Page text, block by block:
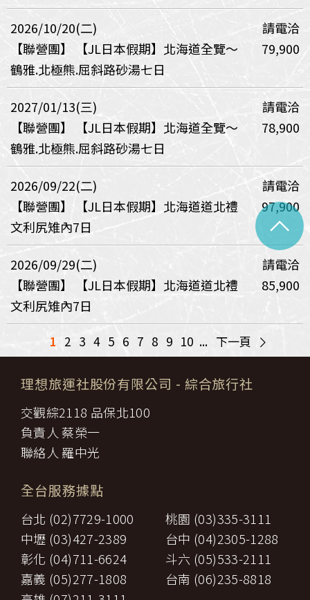
2026/10/20(二)
請電洽
【聯營團】
【JL日本假期】北海道全覽～
鶴雅.北極熊.屈斜路砂湯七日
79,900
2027/01/13(三)
請電洽
【聯營團】
【JL日本假期】北海道全覽～
鶴雅.北極熊.屈斜路砂湯七日
78,900
2026/09/22(二)
請電洽
【聯營團】
【JL日本假期】北海道道北禮
文利尻雉內7日
97,900
2026/09/29(二)
請電洽
【聯營團】
【JL日本假期】北海道道北禮
文利尻雉內7日
85,900
1 2 3 4 5 6 7 8 9 10 ... 下一頁 >
理想旅運社股份有限公司 - 綜合旅行社
交觀綜2118 品保北100
負責人 蔡榮一
聯絡人 羅中光
全台服務據點
台北 (02)7729-1000
桃園 (03)335-3111
中壢 (03)427-2389
台中 (04)2305-1288
彰化 (04)711-6624
斗六 (05)533-2111
嘉義 (05)277-1808
台南 (06)235-8818
^